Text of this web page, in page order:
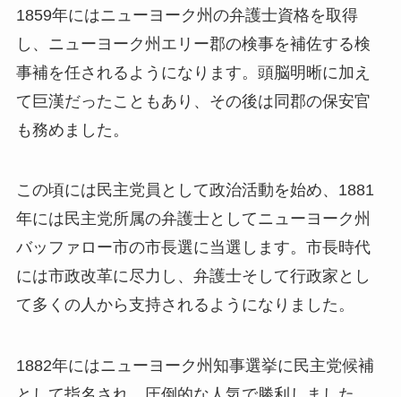
1859年にはニューヨーク州の弁護士資格を取得
し、ニューヨーク州エリー郡の検事を補佐する検
事補を任されるようになります。頭脳明晰に加え
て巨漢だったこともあり、その後は同郡の保安官
も務めました。
この頃には民主党員として政治活動を始め、1881
年には民主党所属の弁護士としてニューヨーク州
バッファロー市の市長選に当選します。市長時代
には市政改革に尽力し、弁護士そして行政家とし
て多くの人から支持されるようになりました。
1882年にはニューヨーク州知事選挙に民主党候補